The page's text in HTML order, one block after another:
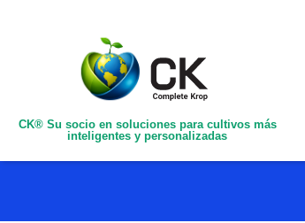
CK® Su socio en soluciones para cultivos más
inteligentes y personalizadas